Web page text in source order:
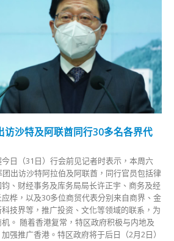
访沙特及阿联酋同行30多名各界代
日（31日）行会前见记者时表示，本周六
团出访沙特阿拉伯及阿联酋，同行官员包括律
、财经事务及库务局局长许正宇、商务及经
桦，以及30多位商贸代表分别来自商界、金
技界等，推广投资、文化等领域的联系，为
。 随着香港复常，特区政府积极与内地及
强推广香港。特区政府将于后日（2月2日）